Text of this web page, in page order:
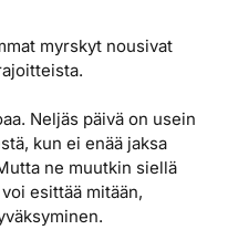
myrskyt nousivat
Neljäs päivä on usein
kun ei enää jaksa
ne muutkin siellä
esittää mitään,